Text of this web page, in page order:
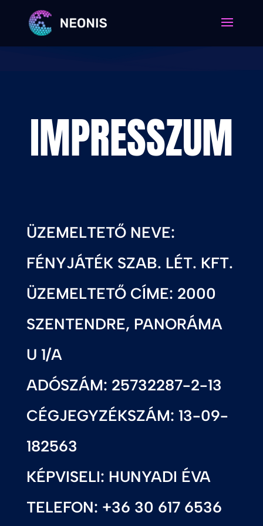
IMPRESSZUM
IMPRESSZUM
ÜZEMELTETŐ NEVE:
FÉNYJÁTÉK SZAB. LÉT. KFT.
ÜZEMELTETŐ CÍME: 2000
SZENTENDRE, PANORÁMA
U 1/A
ADÓSZÁM: 25732287-2-13
CÉGJEGYZÉKSZÁM: 13-09-
182563
KÉPVISELI: HUNYADI ÉVA
TELEFON: +36 30 617 6536